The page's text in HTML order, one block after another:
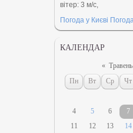
вітер: 3 м/с,
Погода у Києві
КАЛЕНДАР
«
Пн
Вт Ср Чт
4
5 6 7
11
12 13 14